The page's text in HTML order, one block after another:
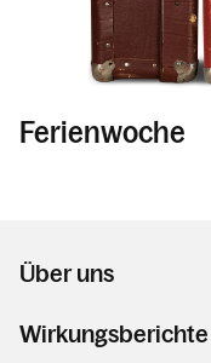
Ferienwoche
Über uns
Wirkungsberichte